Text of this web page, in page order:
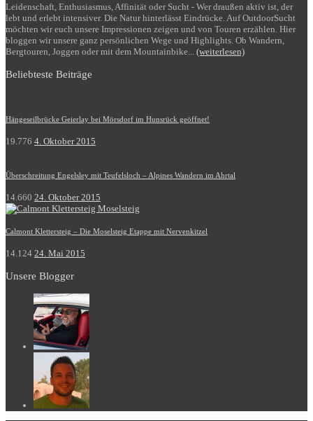
Leidenschaft, Enthusiasmus, Affinität oder Sucht - Wer draußen aktiv ist, der
lebt und erlebt intensiver. Die Natur hinterlässt Eindrücke. Auf OutdoorSucht
möchten wir euch unsere Impressionen zeigen und von Touren erzählen. Hier
bloggen wir unsere ganz persönlichen Wege und Highlights. Ob Wandern,
Bergtouren, Joggen oder mit dem Mountainbike... (weiterlesen)
Beliebteste Beiträge
Hängeseilbrücke Geierlay bei Mörsdorf im Hunsrück geöffnet!
19.776 4. Oktober 2015
Überschreitung Engelsley mit Teufelsloch – Alpines Wandern im Ahrtal
14.660 24. Oktober 2015
Calmont Klettersteig – Die Moselsteig Etappe mit Nervenkitzel
14.124 24. Mai 2015
Unsere Blogger